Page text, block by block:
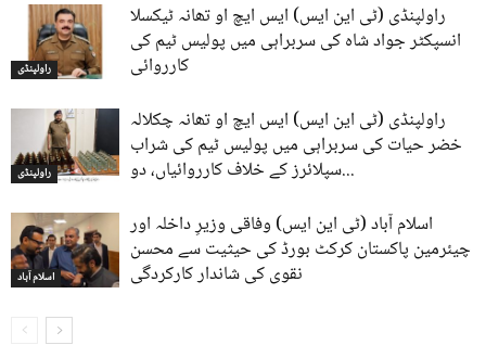
راولپنڈی
راولپنڈی (ٹی این ایس) ایس ایچ او تھانہ ٹیکسلا
انسپکٹر جواد شاہ کی سربراہی میں پولیس ٹیم کی
کارروائی
راولپنڈی
راولپنڈی (ٹی این ایس) ایس ایچ او تھانہ چکلالہ
خضر حیات کی سربراہی میں پولیس ٹیم کی شراب
سپلائرز کے خلاف کارروائیاں، دو...
اسلام آباد
اسلام آباد (ٹی این ایس) وفاقی وزیرِ داخلہ اور
چیئرمین پاکستان کرکٹ بورڈ کی حیثیت سے محسن
نقوی کی شاندار کارکردگی